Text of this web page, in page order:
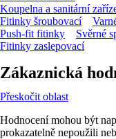
Koupelna a sanitární
Fitinky šroubovací
Push-fit fitinky
Svěrné
Fitinky zaslepovací
Zákaznická
Přeskočit oblast
Hodnocení mohou být
prokazatelně nepoužili